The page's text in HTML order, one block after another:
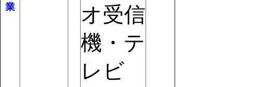
業
オ受信
機・テ
レビ